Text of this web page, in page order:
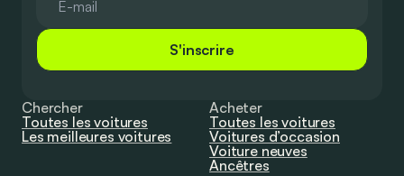
S'inscrire
Chercher
Toutes les voitures
Les meilleures voitures
Acheter
Toutes les voitures
Voitures d’occasion
Voiture neuves
Ancêtres